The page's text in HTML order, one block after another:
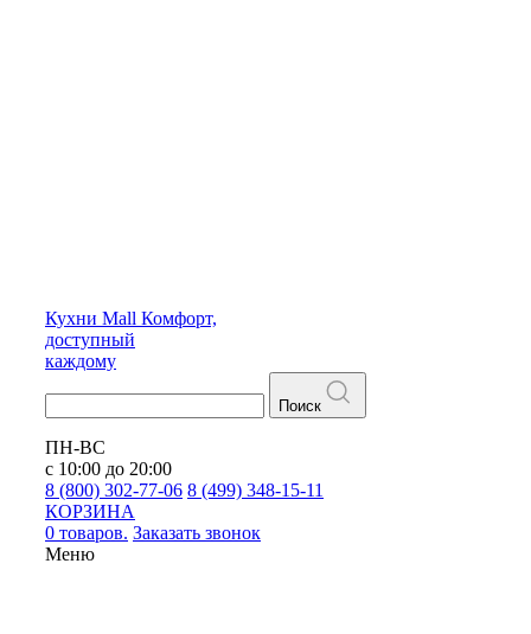
Кухни Mall Комфорт,
доступный
каждому
Поиск
ПН-ВС
с 10:00 до 20:00
8 (800) 302-77-06 8 (499) 348-15-11
КОРЗИНА
0 товаров. Заказать звонок
Меню